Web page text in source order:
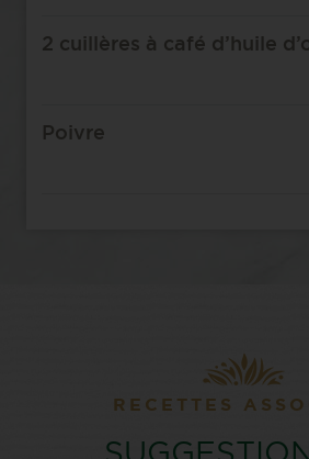
2 cuillères à café d’huile
Poivre
RECETTES